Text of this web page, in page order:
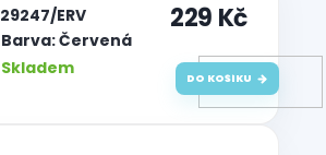
Barva: Červená
Skladem
| 29247/ERV 229 Kč
DO KOŠÍKU